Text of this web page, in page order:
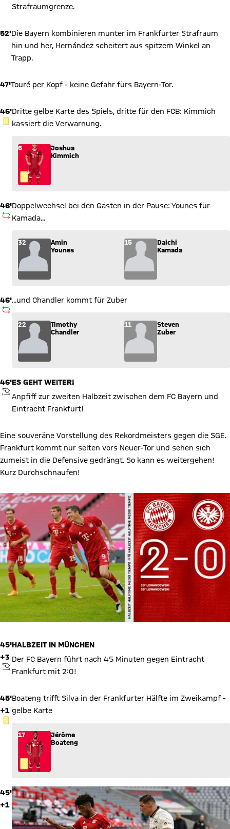
Strafraumgrenze.
52'Die Bayern kombinieren munter im Frankfurter Strafraum
hin und her, Hernández scheitert aus spitzem Winkel an
Trapp.
47'Touré per Kopf - keine Gefahr fürs Bayern-Tor.
46'
GELBE KARTE
Dritte gelbe Karte des Spiels, dritte für den FCB: Kimmich
kassiert die Verwarnung.
6
Joshua
Kimmich
46'
AUSWECHSLUNG
Doppelwechsel bei den Gästen in der Pause: Younes für
Kamada...
Wechsel: Amin Younes (32) kommt für Daichi Kamada (15)
32
Amin
Younes
15
Daichi
Kamada
46'
AUSWECHSLUNG
...und Chandler kommt für Zuber
Wechsel: Timothy Chandler (22) kommt für Steven Zuber
22
Timothy
Chandler
11
Steven
Zuber
46'
ANPFIFF
ES GEHT WEITER!
Anpfiff zur zweiten Halbzeit zwischen dem FC Bayern und
Eintracht Frankfurt!
Eine souveräne Vorstellung des Rekordmeisters gegen die SGE.
Frankfurt kommt nur selten vors Neuer-Tor und sehen sich
zumeist in die Defensive gedrängt. So kann es weitergehen!
Kurz Durchschnaufen!
45'
+3
ABPFIFF
HALBZEIT IN MÜNCHEN
Der FC Bayern führt nach 45 Minuten gegen Eintracht
Frankfurt mit 2:0!
45'
+1
GELBE KARTE
Boateng trifft Silva in der Frankfurter Hälfte im Zweikampf -
gelbe Karte
17
Jérôme
Boateng
45'
+1